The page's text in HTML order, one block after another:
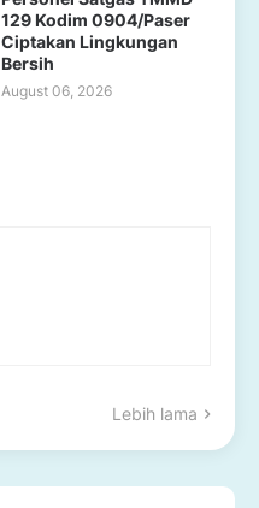
129 Kodim 0904/Paser
Ciptakan Lingkungan
Bersih
August 06, 2026
Lebih lama